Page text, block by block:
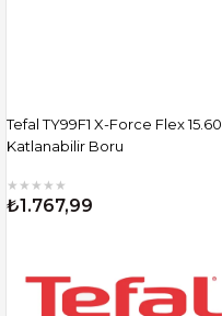
Tefal TY99F1 X-Force Flex 15.60
Katlanabilir Boru
★ ★ ★ ★ ★
₺1.767,99